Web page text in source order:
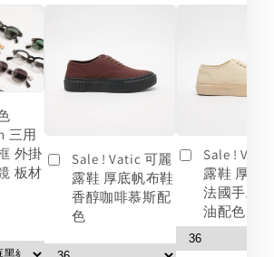
三用
外掛
板材
Sale ! Vatic 可麗
露鞋 厚底帆布鞋
香醇咖啡慕斯配
色
Sale !
露鞋 厚底
法國手工
油配色